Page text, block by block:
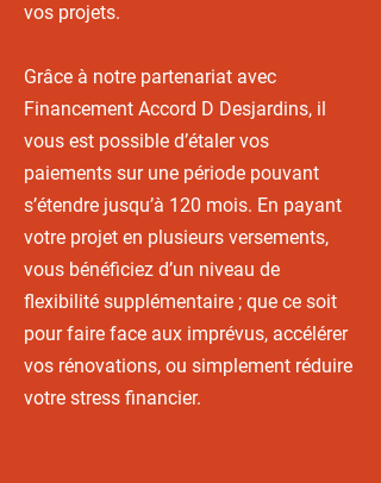
vos projets.
Grâce à notre partenariat avec
Financement Accord D Desjardins, il
vous est possible d’étaler vos
paiements sur une période pouvant
s’étendre jusqu’à 120 mois. En payant
votre projet en plusieurs versements,
vous bénéficiez d’un niveau de
flexibilité supplémentaire ; que ce soit
pour faire face aux imprévus, accélérer
vos rénovations, ou simplement réduire
votre stress financier.